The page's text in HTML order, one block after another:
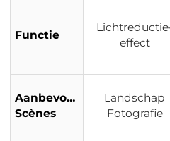
Functie
effect
Aanbevolen
Scènes
Landschap
Fotografie